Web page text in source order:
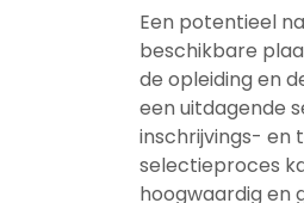
Een potentieel
beschikbare
de opleiding en
een uitdagende
inschrijvings- en
selectieproces
hoogwaardig en